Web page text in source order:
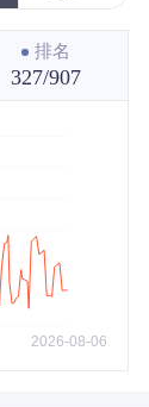
近3年
近5年
排名
327/907